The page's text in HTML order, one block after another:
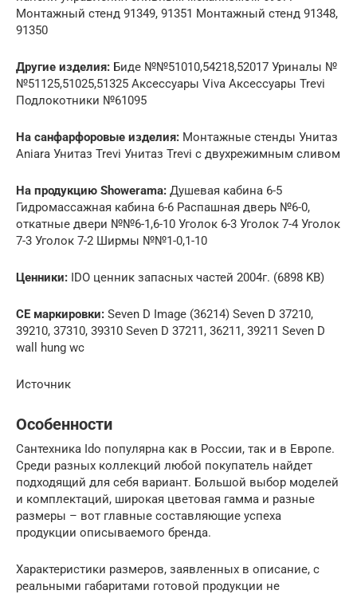
Монтажный стенд 91349, 91351 Монтажный стенд 91348,
91350
Другие изделия: Биде №№51010,54218,52017 Уриналы №
№51125,51025,51325 Аксессуары Viva Аксессуары Trevi
Подлокотники №61095
На санфарфоровые изделия: Монтажные стенды Унитаз
Aniara Унитаз Trevi Унитаз Trevi с двухрежимным сливом
На продукцию Showerama: Душевая кабина 6-5
Гидромассажная кабина 6-6 Распашная дверь №6-0,
откатные двери №№6-1,6-10 Уголок 6-3 Уголок 7-4 Уголок
7-3 Уголок 7-2 Ширмы №№1-0,1-10
Ценники: IDO ценник запасных частей 2004г. (6898 KB)
CE маркировки: Seven D Image (36214) Seven D 37210,
39210, 37310, 39310 Seven D 37211, 36211, 39211 Seven D
wall hung wc
Источник
Особенности
Сантехника Ido популярна как в России, так и в Европе.
Среди разных коллекций любой покупатель найдет
подходящий для себя вариант. Большой выбор моделей
и комплектаций, широкая цветовая гамма и разные
размеры – вот главные составляющие успеха
продукции описываемого бренда.
Характеристики размеров, заявленных в описание, с
реальными габаритами готовой продукции не